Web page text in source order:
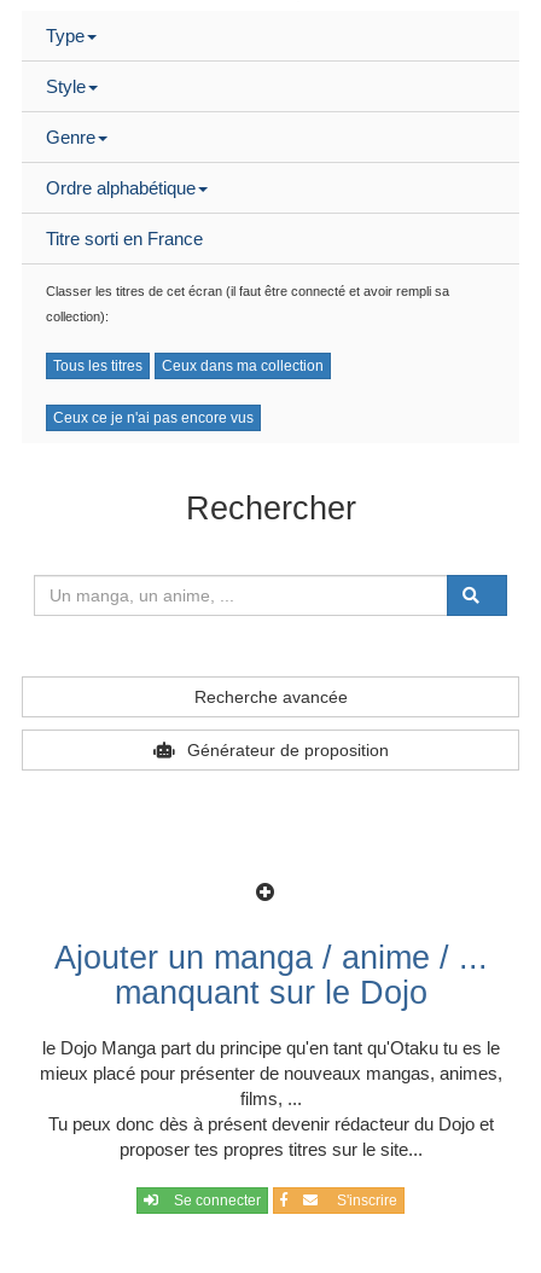
Type
Style
Genre
Ordre alphabétique
Titre sorti en France
Classer les titres de cet écran (il faut être connecté et avoir rempli sa
collection):
Tous les titres Ceux dans ma collection
Ceux ce je n'ai pas encore vus
Rechercher
Recherche avancée
Générateur de proposition
Ajouter un manga / anime / ...
manquant sur le Dojo
le Dojo Manga part du principe qu'en tant qu'Otaku tu es le
mieux placé pour présenter de nouveaux mangas, animes,
films, ...
Tu peux donc dès à présent devenir rédacteur du Dojo et
proposer tes propres titres sur le site...
Se connecter S'inscrire